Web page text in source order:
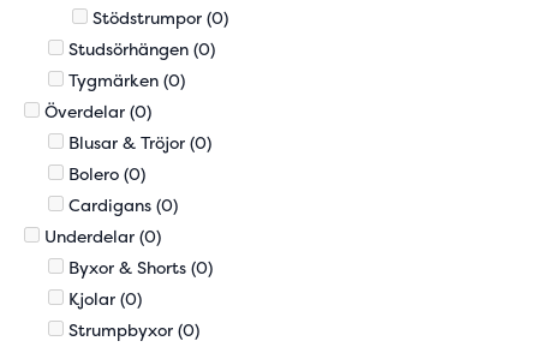
Stödstrumpor (0)
Studsörhängen (0)
Tygmärken (0)
Överdelar (0)
Blusar & Tröjor (0)
Bolero (0)
Cardigans (0)
Underdelar (0)
Byxor & Shorts (0)
Kjolar (0)
Strumpbyxor (0)